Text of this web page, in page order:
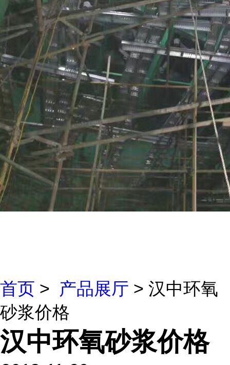
首页 > 产品展厅 > 汉中环氧
砂浆价格
汉中环氧砂浆价格